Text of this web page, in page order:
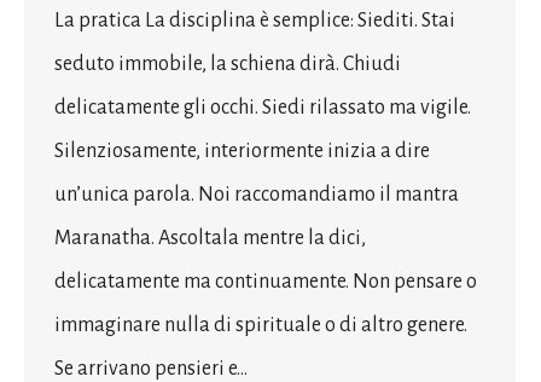
La pratica La disciplina è semplice: Siediti. Stai
seduto immobile, la schiena dirà. Chiudi
delicatamente gli occhi. Siedi rilassato ma vigile.
Silenziosamente, interiormente inizia a dire
un’unica parola. Noi raccomandiamo il mantra
Maranatha. Ascoltala mentre la dici,
delicatamente ma continuamente. Non pensare o
immaginare nulla di spirituale o di altro genere.
Se arrivano pensieri e…